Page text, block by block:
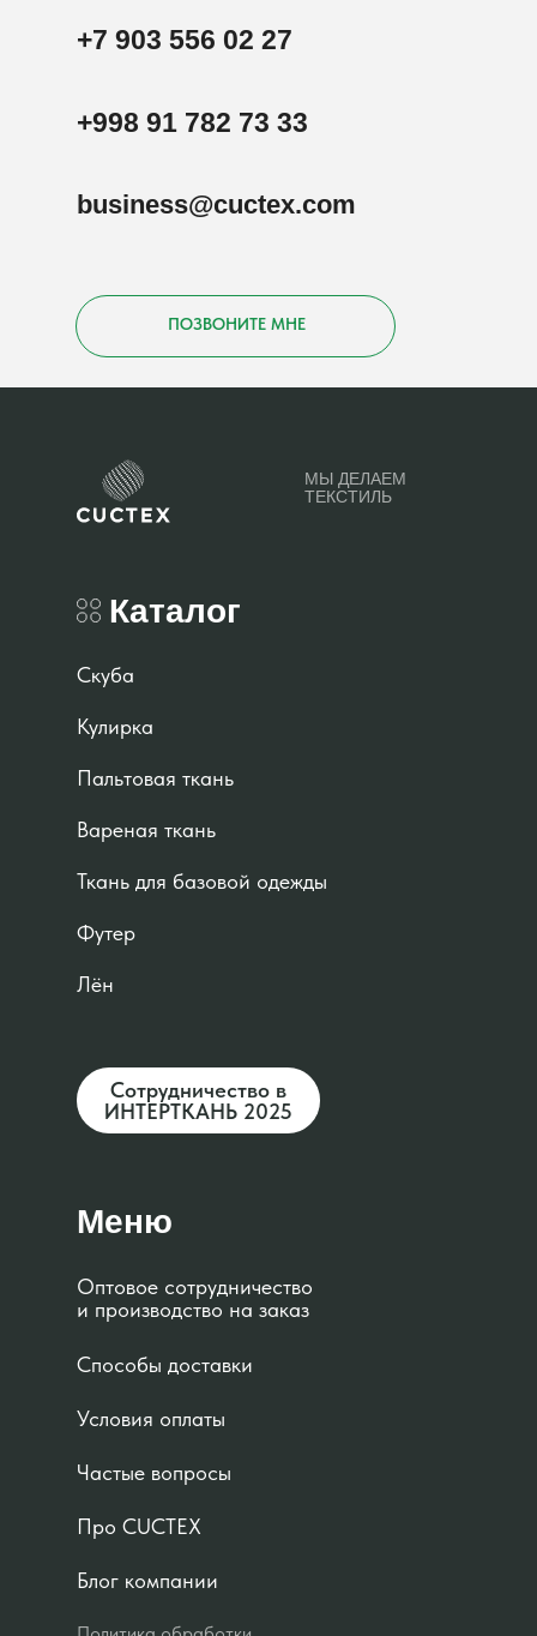
business@cuctex.com
ПОЗВОНИТЕ МНЕ
+7 903 556 02 27
+998 91 782 73 33
Каталог
Скуба
Кулирка
Пальтовая ткань
Вареная ткань
Ткань для базовой одежды
Футер
Лён
Меню
Оптовое сотрудничество
и производство на заказ
Способы доставки
Условия оплаты
Частые вопросы
Про CUCTEX
Блог компании
МЫ ДЕЛАЕМ
ТЕКСТИЛЬ
Сотрудничество в
ИНТЕРТКАНЬ 2025